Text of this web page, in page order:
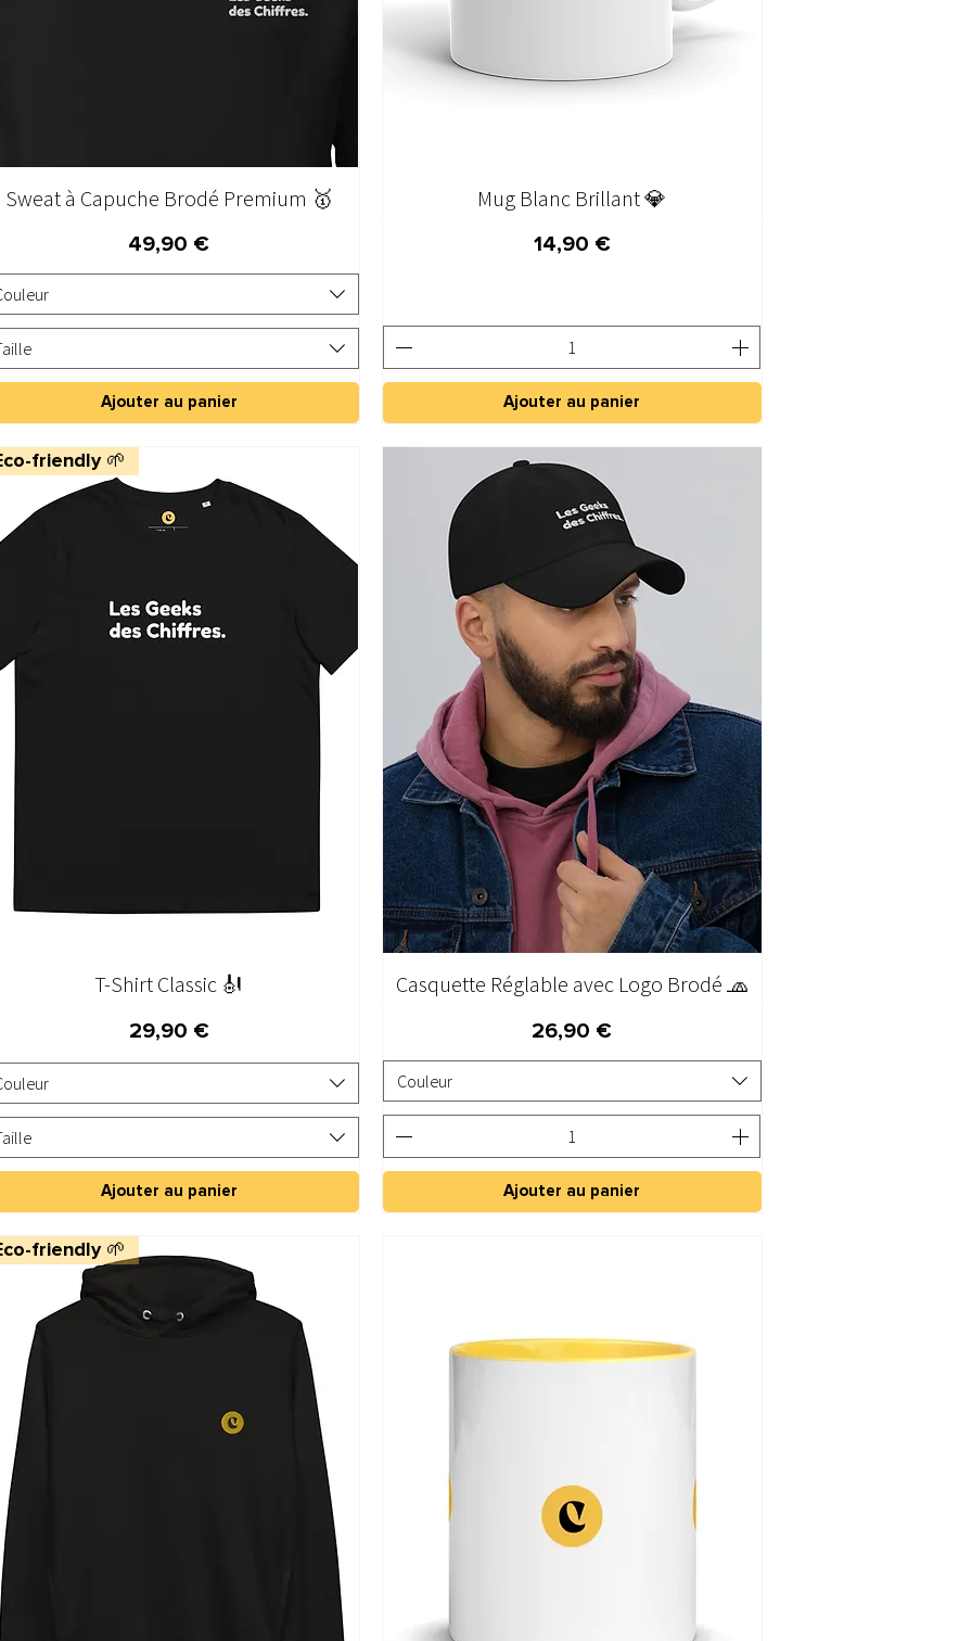
Aperçu rapide
Sweat à Capuche Brodé Premium 🥇
Prix
49,90 €
Ajouter au panier
Aperçu rapide
Mug Blanc Brillant 💎
Prix
14,90 €
Ajouter au panier
Aperçu rapide
friendly 🌱
T-Shirt Classic 🎻
Prix
29,90 €
Ajouter au panier
Aperçu rapide
Casquette Réglable avec Logo Brodé 🧢
Prix
26,90 €
Couleur
Ajouter au panier
friendly 🌱